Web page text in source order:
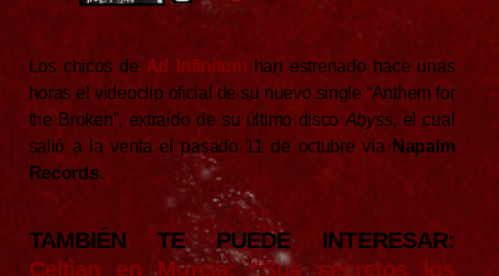
Los chicos de Ad Infinitum han estrenado hace unas
horas el videoclip oficial de su nuevo single “Anthem for
the Broken”, extraído de su último discoAbyss, el cual
salió a la venta el pasado 11 de octubre vía Napalm
Records.
TAMBIÉN TE PUEDE INTERESAR:
Celtian en Murcia: “Sus secretos los